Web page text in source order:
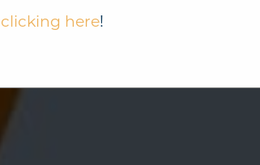
clicking here!